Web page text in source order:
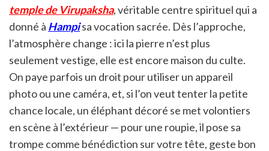
temple de Virupaksha, véritable centre spirituel qui a
donné à Hampisa vocation sacrée. Dès l’approche,
l’atmosphère change : ici la pierre n’est plus
seulement vestige, elle est encore maison du culte.
On paye parfois un droit pour utiliser un appareil
photo ou une caméra, et, si l’on veut tenter la petite
chance locale, un éléphant décoré se met volontiers
en scène à l’extérieur — pour une roupie, il pose sa
trompe comme bénédiction sur votre tête, geste bon